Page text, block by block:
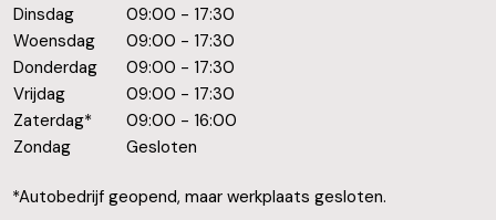
Dinsdag
09:00 - 17:30
Woensdag
09:00 - 17:30
Donderdag
09:00 - 17:30
Vrijdag
09:00 - 17:30
Zaterdag*
09:00 - 16:00
Zondag
Gesloten
*Autobedrijf geopend, maar werkplaats gesloten.